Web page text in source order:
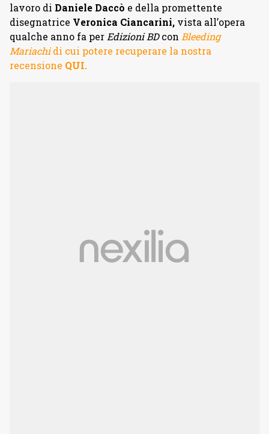
lavoro di Daniele Daccò e della promettente
disegnatrice Veronica Ciancarini, vista all’opera
qualche anno fa per Edizioni BDcon Bleeding
Mariachidi cui potere recuperare la nostra
recensione QUI.